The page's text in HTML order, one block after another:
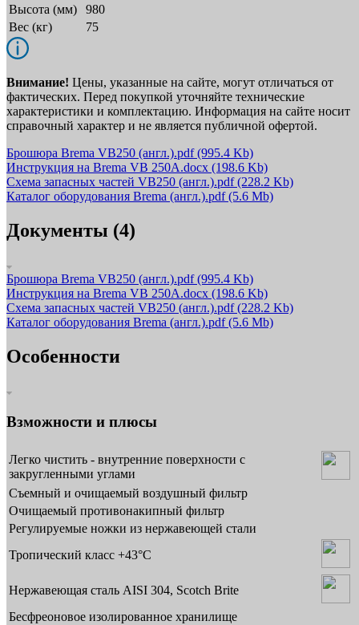
Высота (мм)
980
Вес (кг)
75
Внимание! Цены, указанные на сайте, могут отличаться от
фактических. Перед покупкой уточняйте технические
характеристики и комплектацию. Информация на сайте носит
справочный характер и не является публичной офертой.
Брошюра Brema VB250 (англ.).pdf(995.4 Kb)
Инструкция на Brema VB 250A.docx (198.6 Kb)
Схема запасных частей VB250 (англ.).pdf(228.2 Kb)
Каталог оборудования Brema (англ.).pdf(5.6 Mb)
Документы (4)
Брошюра Brema VB250 (англ.).pdf(995.4 Kb)
Инструкция на Brema VB 250A.docx (198.6 Kb)
Схема запасных частей VB250 (англ.).pdf(228.2 Kb)
Каталог оборудования Brema (англ.).pdf(5.6 Mb)
Особенности
Взможности и плюсы
Легко чистить - внутренние поверхности с
закругленными углами
Съемный и очищаемый воздушный фильтр
Очищаемый противонакипный фильтр
Регулируемые ножки из нержавеющей стали
Тропический класс +43°C
Нержавеющая сталь AISI 304, Scotch Brite
Бесфреоновое изолированное хранилище